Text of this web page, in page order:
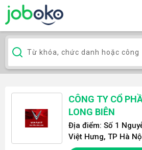
CÔNG TY CỔ
LONG BIÊN
Địa điểm: Số 1
Việt Hưng, TP Hà